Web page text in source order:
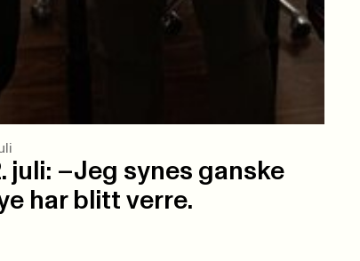
juli: –Jeg synes ganske
har blitt verre.